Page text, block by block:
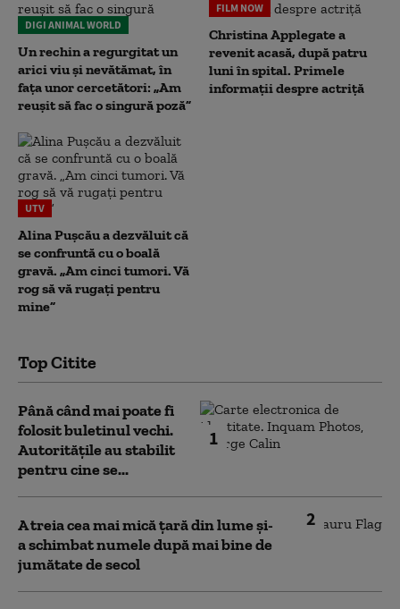
DIGI ANIMAL WORLD
Un rechin a regurgitat un
arici viu și nevătămat, în
fața unor cercetători: „Am
reușit să fac o singură poză”
FILM NOW
Christina Applegate a
revenit acasă, după patru
luni în spital. Primele
informații despre actriță
UTV
Alina Pușcău a dezvăluit că
se confruntă cu o boală
gravă. „Am cinci tumori. Vă
rog să vă rugați pentru
mine”
Top Citite
1
Până când mai poate fi
folosit buletinul vechi.
Autoritățile au stabilit
pentru cine se...
2
A treia cea mai mică țară din lume și-
a schimbat numele după mai bine de
jumătate de secol